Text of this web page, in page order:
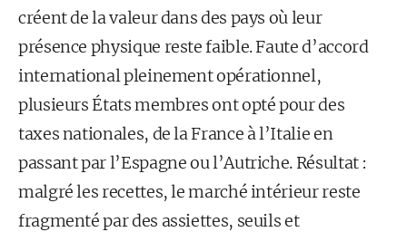
créent de la valeur dans des pays où leur
présence physique reste faible. Faute d’accord
international pleinement opérationnel,
plusieurs États membres ont opté pour des
taxes nationales, de la France à l’Italie en
passant par l’Espagne ou l’Autriche. Résultat :
malgré les recettes, le marché intérieur reste
fragmenté par des assiettes, seuils et